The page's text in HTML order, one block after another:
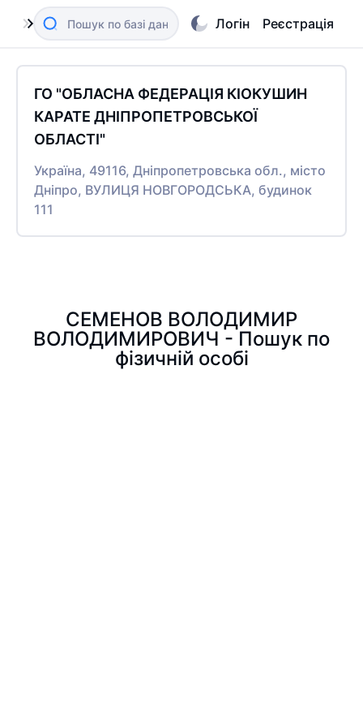
Логін Реєстрація
ГО "ОБЛАСНА ФЕДЕРАЦІЯ КІОКУШИН
КАРАТЕ ДНІПРОПЕТРОВСЬКОЇ
ОБЛАСТІ"
Україна, 49116, Дніпропетровська обл., місто
Дніпро, ВУЛИЦЯ НОВГОРОДСЬКА, будинок
111
СЕМЕНОВ ВОЛОДИМИР
ВОЛОДИМИРОВИЧ - Пошук по
фізичній особі